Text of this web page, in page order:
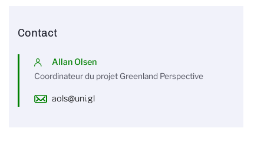
Contact
Allan Olsen
Coordinateur du projet Greenland Perspective
aols@uni.gl